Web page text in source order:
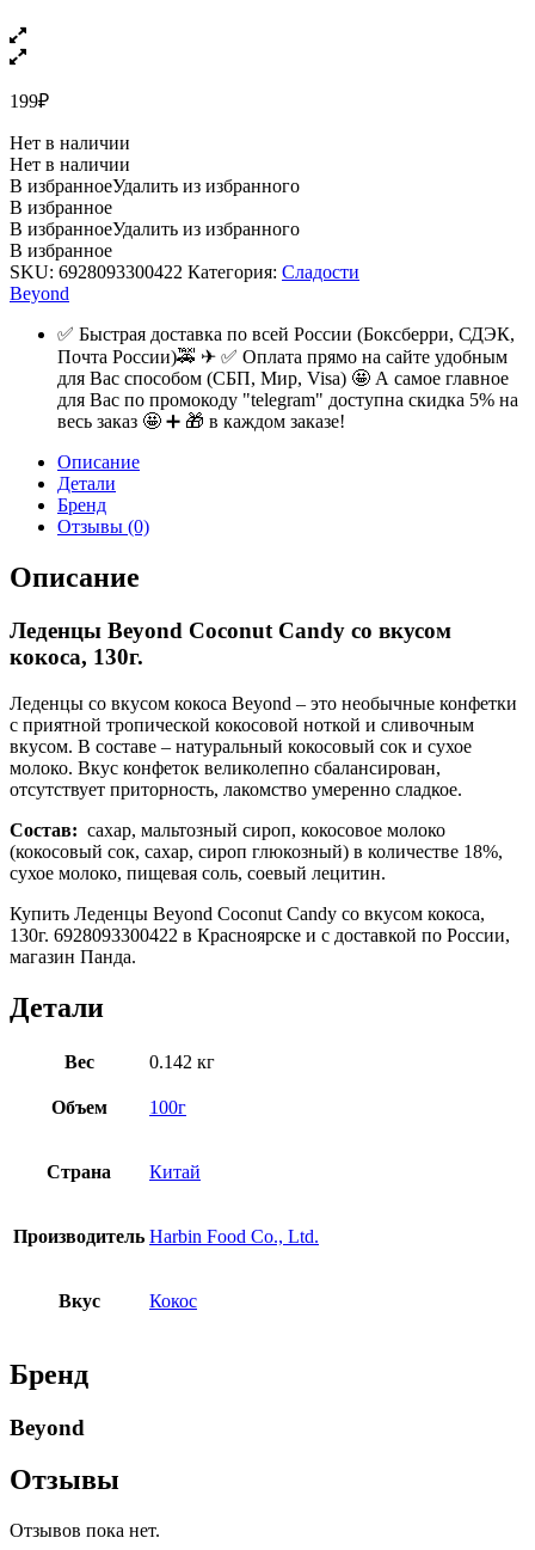
199₽
Нет в наличии
Нет в наличии
В избранноеУдалить из избранного
В избранное
В избранноеУдалить из избранного
В избранное
SKU: 6928093300422 Категория: Сладости
Beyond
✅ Быстрая доставка по всей России (Боксберри, СДЭК,
Почта России)🚕 ✈ ✅ Оплата прямо на сайте удобным
для Вас способом (СБП, Мир, Visa) 🤩 А самое главное
для Вас по промокоду "telegram" доступна скидка 5% на
весь заказ 🤩 ➕ 🎁 в каждом заказе!
Описание
Детали
Бренд
Отзывы (0)
Описание
Леденцы Beyond Coconut Candy со вкусом
кокоса, 130г.
Леденцы со вкусом кокоса Beyond – это необычные конфетки
с приятной тропической кокосовой ноткой и сливочным
вкусом. В составе – натуральный кокосовый сок и сухое
молоко. Вкус конфеток великолепно сбалансирован,
отсутствует приторность, лакомство умеренно сладкое.
Состав: сахар, мальтозный сироп, кокосовое молоко
(кокосовый сок, сахар, сироп глюкозный) в количестве 18%,
сухое молоко, пищевая соль, соевый лецитин.
Купить Леденцы Beyond Coconut Candy со вкусом кокоса,
130г. 6928093300422 в Красноярске и с доставкой по России,
магазин Панда.
Детали
Вес 0.142 кг
Объем 100г
Страна Китай
Производитель Harbin Food Co., Ltd.
Вкус Кокос
Бренд
Beyond
Отзывы
Отзывов пока нет.